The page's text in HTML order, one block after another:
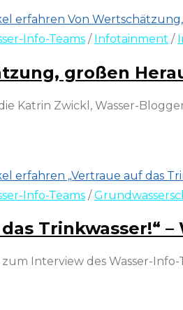
Info-Teams / Infotainment /
großen
Katrin Zwickl, Wasser-
Info-Teams /
Trinkwasser!“
Interview des Wasser-